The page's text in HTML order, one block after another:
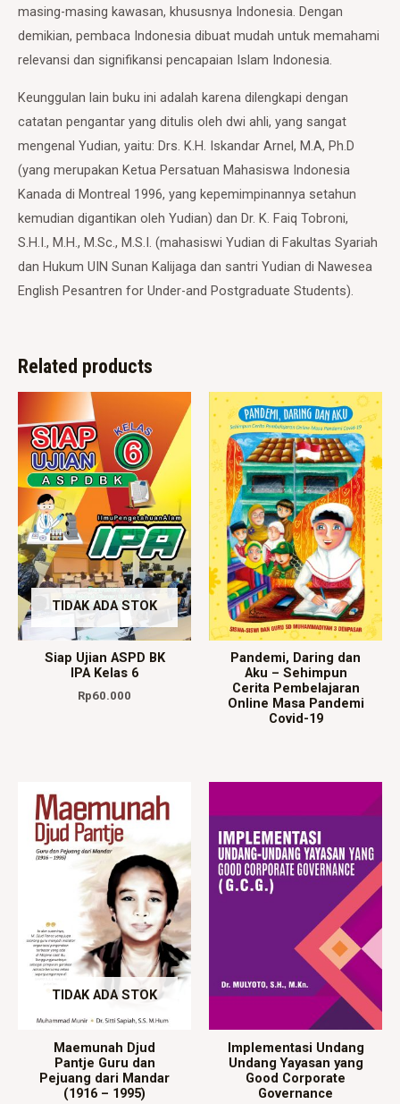
masing-masing kawasan, khususnya Indonesia. Dengan
demikian, pembaca Indonesia dibuat mudah untuk memahami
relevansi dan signifikansi pencapaian Islam Indonesia.
Keunggulan lain buku ini adalah karena dilengkapi dengan
catatan pengantar yang ditulis oleh dwi ahli, yang sangat
mengenal Yudian, yaitu: Drs. K.H. Iskandar Arnel, M.A, Ph.D
(yang merupakan Ketua Persatuan Mahasiswa Indonesia
Kanada di Montreal 1996, yang kepemimpinannya setahun
kemudian digantikan oleh Yudian) dan Dr. K. Faiq Tobroni,
S.H.I., M.H., M.Sc., M.S.I. (mahasiswi Yudian di Fakultas Syariah
dan Hukum UIN Sunan Kalijaga dan santri Yudian di Nawesea
English Pesantren for Under-and Postgraduate Students).
Related products
TIDAK ADA STOK
Siap Ujian ASPD BK
IPA Kelas 6
Rp60.000
Pandemi, Daring dan
Aku – Sehimpun
Cerita Pembelajaran
Online Masa Pandemi
Covid-19
TIDAK ADA STOK
Maemunah Djud
Pantje Guru dan
Pejuang dari Mandar
(1916 – 1995)
Implementasi Undang
Undang Yayasan yang
Good Corporate
Governance